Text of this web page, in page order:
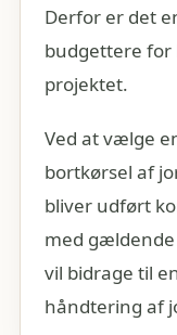
Derfor er det
budgettere for
projektet.
Ved at vælge
bortkørsel af
bliver udført
med
vil bidrage til
håndtering af